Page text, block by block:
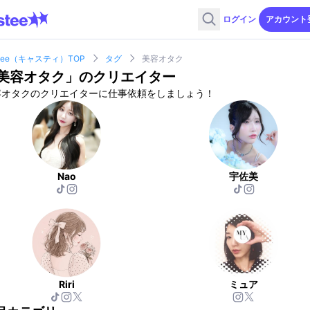
ログイン アカウント
（キャスティ）TOP タグ 美容オタク
容オタク 」のクリエイター
タクのクリエイターに仕事依頼をしましょう！
Nao 宇佐美
Riri ミュア